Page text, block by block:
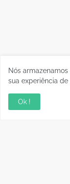
Nós
sua experiência de
Ok !